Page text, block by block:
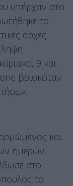
υπήρχαν στο
το
αρχές.
9 και
βρισκόταν
και
ημερών,
στο
το